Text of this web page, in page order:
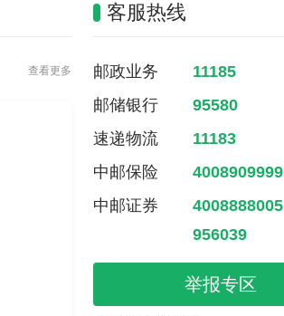
查看更多
客服热线
邮政业务
11185
邮储银行
95580
速递物流
11183
中邮保险
4008909999
中邮证券
4008888005
956039
举报专区